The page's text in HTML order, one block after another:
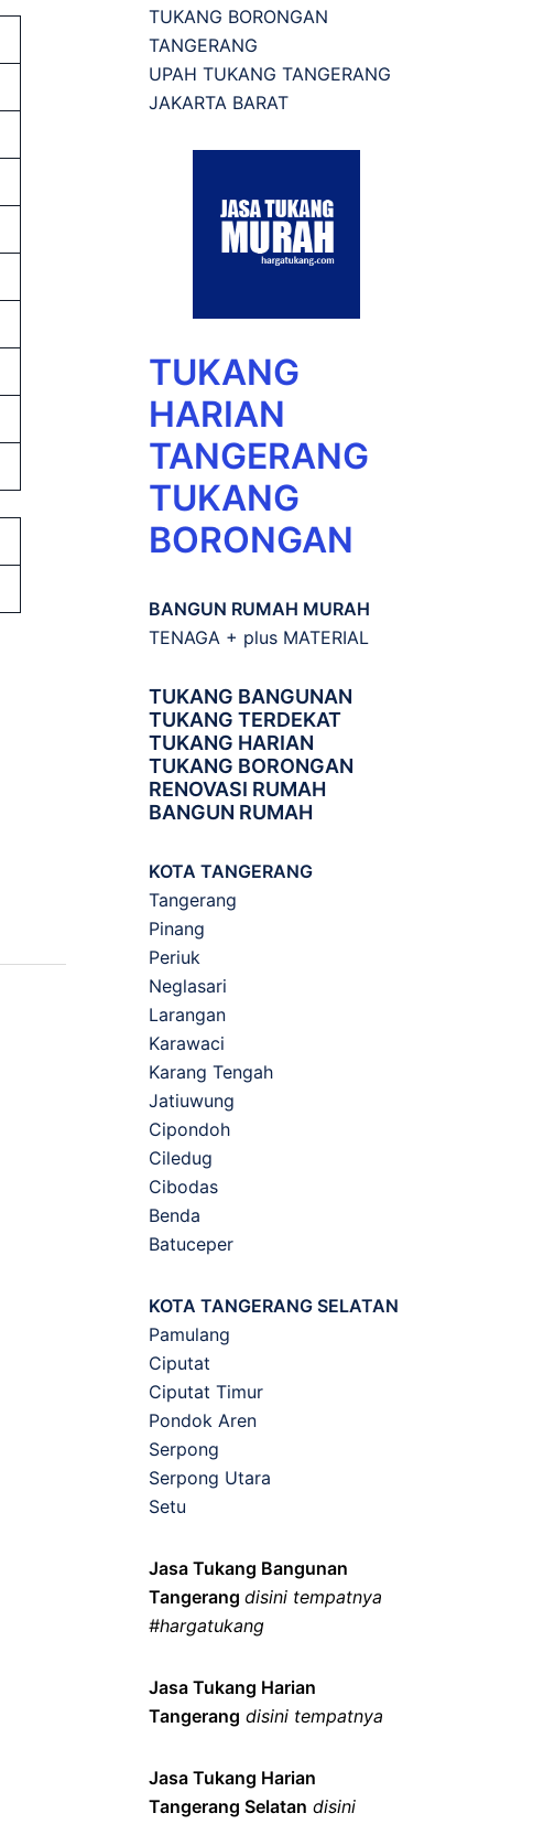
TUKANG BORONGAN
TANGERANG
UPAH TUKANG TANGERANG
JAKARTA BARAT
TUKANG
HARIAN
TANGERANG
TUKANG
BORONGAN
BANGUN RUMAH MURAH
TENAGA + plus MATERIAL
TUKANG BANGUNAN
TUKANG TERDEKAT
TUKANG HARIAN
TUKANG BORONGAN
RENOVASI RUMAH
BANGUN RUMAH
KOTA TANGERANG
Tangerang
Pinang
Periuk
Neglasari
Larangan
Karawaci
Karang Tengah
Jatiuwung
Cipondoh
Ciledug
Cibodas
Benda
Batuceper
KOTA TANGERANG SELATAN
Pamulang
Ciputat
Ciputat Timur
Pondok Aren
Serpong
Serpong Utara
Setu
Jasa Tukang Bangunan
Tangerang disini tempatnya
#hargatukang
Jasa Tukang Harian
Tangerang disini tempatnya
Jasa Tukang Harian
Tangerang Selatan disini